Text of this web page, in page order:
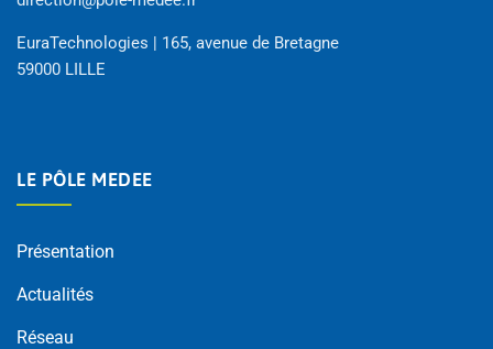
EuraTechnologies | 165, avenue de Bretagne
59000 LILLE
LE PÔLE MEDEE
Présentation
Actualités
Réseau